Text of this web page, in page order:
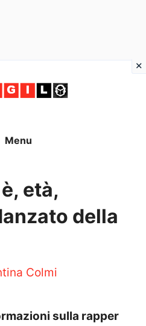
Menu
età,
della
Colmi
sulla rapper